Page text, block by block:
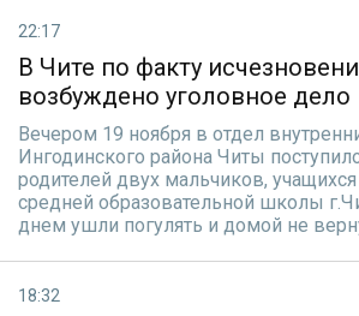
22:17
В Чите по факту
возбуждено уголовное дело
Вечером 19 ноября в отдел
Ингодинского района Читы
родителей двух мальчиков, учащихся
средней образовательной школы
днем ушли погулять и домой не
18:32